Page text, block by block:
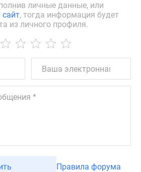
личные данные, или
сайт, тогда информация будет
из личного профиля.
Правила форума